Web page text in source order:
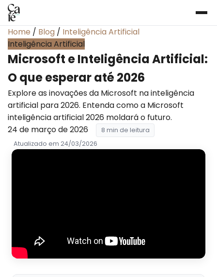
Home / Blog / Inteligência Artificial
Inteligência Artificial
Microsoft e Inteligência Artificial:
O que esperar até 2026
Explore as inovações da Microsoft na inteligência
artificial para 2026. Entenda como a Microsoft
inteligência artificial 2026 moldará o futuro.
24 de março de 2026
8 min de leitura
Atualizado em 24/03/2026